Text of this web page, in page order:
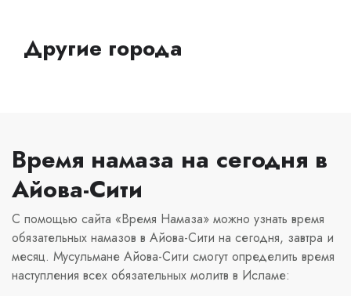
Другие города
Время намаза на сегодня в
Айова-Сити
С помощью сайта «Время Намаза» можно узнать время
обязательных намазов в Айова-Сити на сегодня, завтра и
месяц. Мусульмане Айова-Сити смогут определить время
наступления всех обязательных молитв в Исламе: